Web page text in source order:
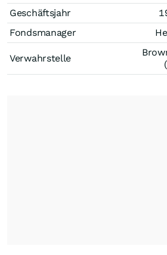
Geschäftsjahr
Fondsmanager
Verwahrstelle